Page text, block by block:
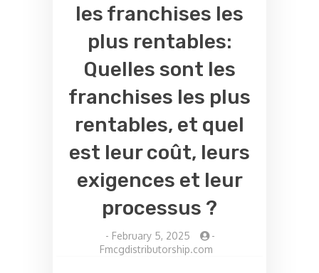
les franchises les
plus rentables:
Quelles sont les
franchises les plus
rentables, et quel
est leur coût, leurs
exigences et leur
processus ?
- February 5, 2025
-
Fmcgdistributorship.com